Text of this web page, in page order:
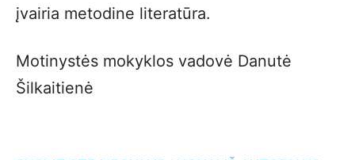
įvairia metodine literatūra.
Motinystės mokyklos vadovė Danutė
Šilkaitienė